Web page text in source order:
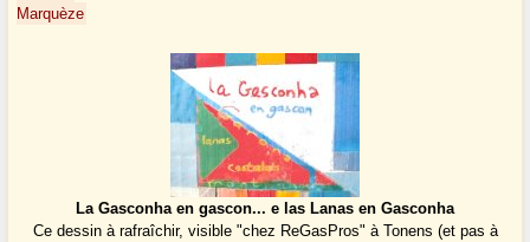
Marquèze
La Gasconha en gascon... e las Lanas en Gasconha
Ce dessin à rafraîchir, visible "chez ReGasPros" à Tonens (et pas à